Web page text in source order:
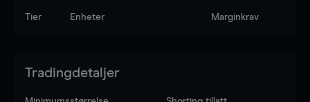
Tier Enheter Marginkrav
Tradingdetaljer